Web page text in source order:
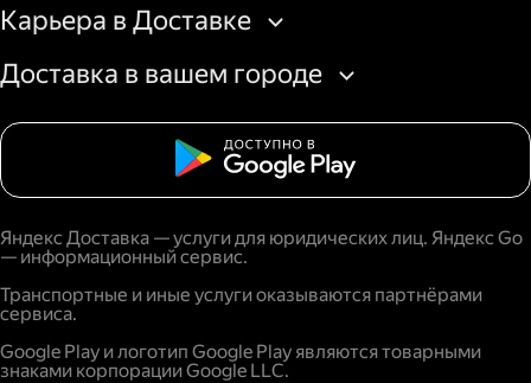
Карьера в Доставке
Доставка в вашем городе
Яндекс Доставка — услуги для юридических лиц. Яндекс Go
— информационный сервис.
Транспортные и иные услуги оказываются партнёрами
сервиса.
Google Play и логотип Google Play являются товарными
знаками корпорации Google LLC.